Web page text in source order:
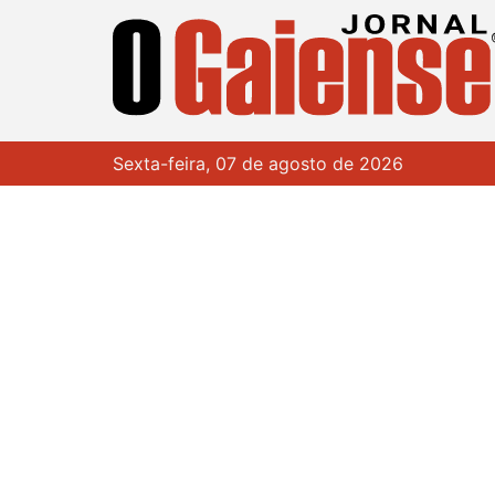
Sexta-feira, 07 de agosto de 2026